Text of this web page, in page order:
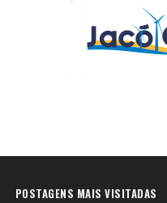
POSTAGENS MAIS VISITADAS